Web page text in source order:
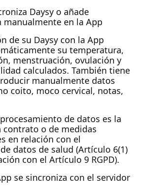
Daysy o añade
manualmente en la App
de su Daysy con la App
su temperatura,
menstruación, ovulación y
calculados. También tiene
manualmente datos
coito, moco cervical, notas,
de datos es la
contrato o de medidas
en relación con el
datos de salud (Artículo 6(1)
con el Artículo 9 RGPD).
se sincroniza con el servidor